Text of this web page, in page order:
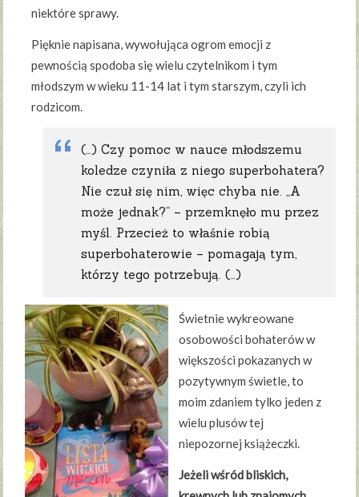
niektóre sprawy.
Pięknie napisana, wywołująca ogrom emocji z
pewnością spodoba się wielu czytelnikom i tym
młodszym w wieku 11-14 lat i tym starszym, czyli ich
rodzicom.
(…) Czy pomoc w nauce młodszemu
koledze czyniła z niego superbohatera?
Nie czuł się nim, więc chyba nie. „A
może jednak?” – przemknęło mu przez
myśl. Przecież to właśnie robią
superbohaterowie – pomagają tym,
którzy tego potrzebują. (…)
Świetnie wykreowane
osobowości bohaterów w
większości pokazanych w
pozytywnym świetle, to
moim zdaniem tylko jeden z
wielu plusów tej
niepozornej książeczki.
Jeżeli wśród bliskich,